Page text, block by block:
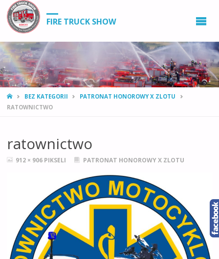
FIRE TRUCK SHOW
STRONA
GŁÓWNA
BEZ KATEGORII
PATRONAT HONOROWY X ZLOTU
RATOWNICTWO
ratownictwo
PEŁNY912 × 906 PIKSELI PATRONAT HONOROWY X ZLOTU